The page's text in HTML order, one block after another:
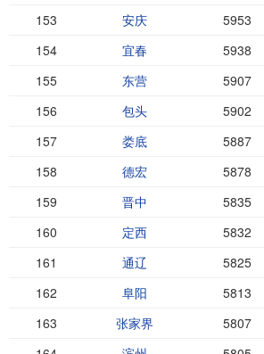
153 安庆 5953
154 宜春 5938
155 东营 5907
156 包头 5902
157 娄底 5887
158 德宏 5878
159 晋中 5835
160 定西 5832
161 通辽 5825
162 阜阳 5813
163 张家界 5807